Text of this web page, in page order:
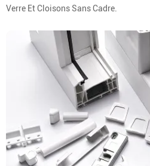
Verre Et Cloisons Sans Cadre.